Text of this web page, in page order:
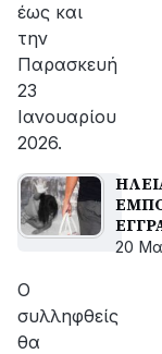
έως και
την
Παρασκευή
23
Ιανουαρίου
2026.
20
Ο
συλληφθείς
θα